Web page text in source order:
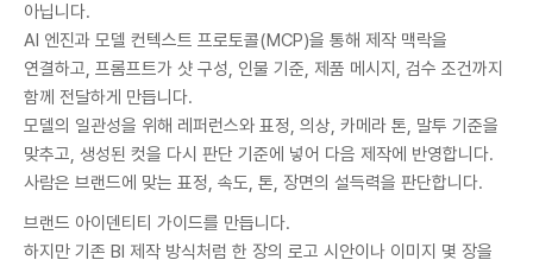
아닙니다.
AI 엔진과 모델 컨텍스트 프로토콜(MCP)을 통해 제작 맥락을
연결하고, 프롬프트가 샷 구성, 인물 기준, 제품 메시지, 검수 조건까지
함께 전달하게 만듭니다.
모델의 일관성을 위해 레퍼런스와 표정, 의상, 카메라 톤, 말투 기준을
맞추고, 생성된 컷을 다시 판단 기준에 넣어 다음 제작에 반영합니다.
사람은 브랜드에 맞는 표정, 속도, 톤, 장면의 설득력을 판단합니다.
브랜드 아이덴티티 가이드를 만듭니다.
하지만 기존 BI 제작 방식처럼 한 장의 로고 시안이나 이미지 몇 장을